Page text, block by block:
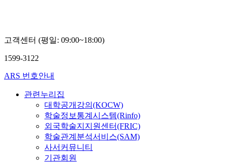
고객센터 (평일: 09:00~18:00)
1599-3122
ARS 번호안내
관련누리집
대학공개강의(KOCW)
학술정보통계시스템(Rinfo)
외국학술지지원센터(FRIC)
학술관계분석서비스(SAM)
사서커뮤니티
기관회원